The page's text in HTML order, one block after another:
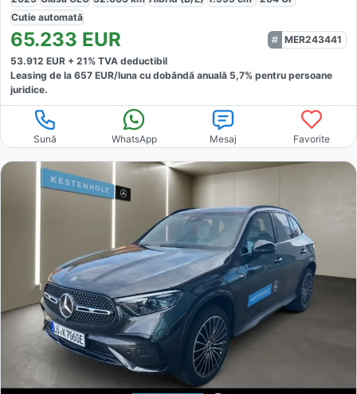
Cutie automată
65.233 EUR
MER243441
53.912 EUR + 21% TVA deductibil
Leasing de la 657 EUR/luna cu dobăndă anuală 5,7% pentru persoane
juridice.
Sună WhatsApp Mesaj Favorite